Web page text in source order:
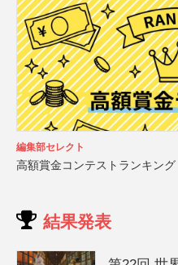
編集部セレクト
高額賞金コンテストランキング
結果発表